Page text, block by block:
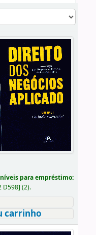
para empréstimo:
D598] (2).
carrinho